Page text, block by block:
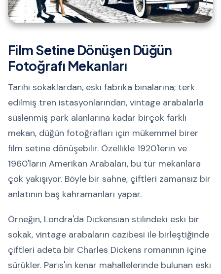
Film Setine Dönüşen Düğün
Fotoğrafı Mekanları
Tarihi sokaklardan, eski fabrika binalarına; terk
edilmiş tren istasyonlarından, vintage arabalarla
süslenmiş park alanlarına kadar birçok farklı
mekan, düğün fotoğrafları için mükemmel birer
film setine dönüşebilir. Özellikle 1920'lerin ve
1960'ların Amerikan Arabaları, bu tür mekanlara
çok yakışıyor. Böyle bir sahne, çiftleri zamansız bir
anlatının baş kahramanları yapar.
Örneğin, Londra'da Dickensian stilindeki eski bir
sokak, vintage arabaların cazibesi ile birleştiğinde
çiftleri adeta bir Charles Dickens romanının içine
sürükler. Paris'in kenar mahallelerinde bulunan eski